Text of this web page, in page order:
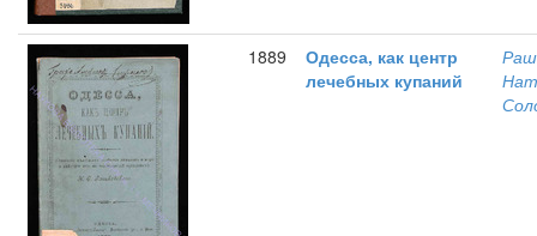
1889
Одесса, как центр
лечебных купаний